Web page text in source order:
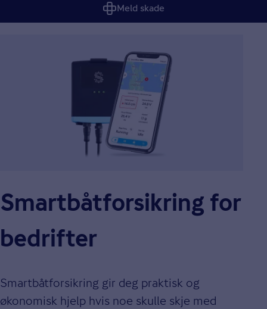
Meld skade
Smartbåtforsikring for
bedrifter
Smartbåtforsikring gir deg praktisk og
økonomisk hjelp hvis noe skulle skje med